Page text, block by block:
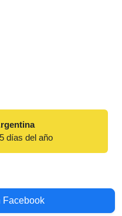
días del año
Facebook